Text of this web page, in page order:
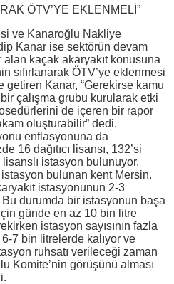
ÖTV’YE EKLENMELİ”
ve Kanaroğlu Nakliye
Kanar ise sektörün devam
alan kaçak akaryakıt konusuna
sıfırlanarak ÖTV’ye eklenmesi
Kanar, “Gerekirse kamu
çalışma grubu kurularak etki
de içeren bir rapor
oluşturabilir” dedi.
enflasyonuna da
16 dağıtıcı lisansı, 132’si
istasyon bulunuyor.
istasyon bulunan kent Mersin.
istasyonunun 2-3
Bu durumda bir istasyonun başa
günde en az 10 bin litre
istasyon sayısının fazla
7 bin litrelerde kalıyor ve
ruhsatı verileceği zaman
Komite’nin görüşünü alması